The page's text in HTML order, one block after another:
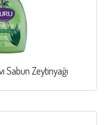
Sabun Zeytinyağı